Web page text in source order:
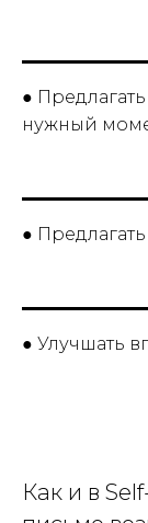
●
нужный
●
● Улучшать
Как и в